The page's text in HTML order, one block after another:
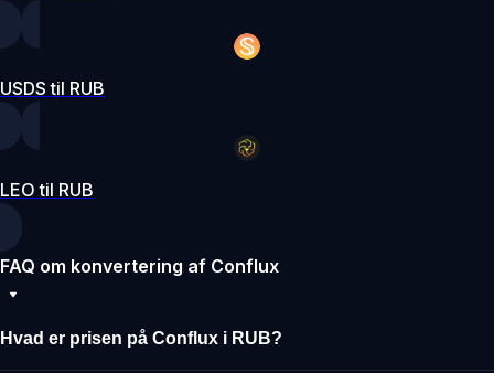
USDS til RUB
LEO til RUB
FAQ om konvertering af Conflux
Hvad er prisen på Conflux i RUB?